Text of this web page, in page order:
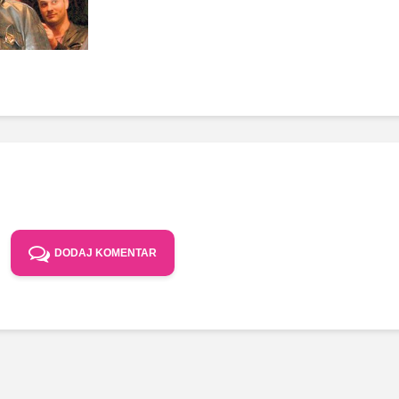
DODAJ KOMENTAR